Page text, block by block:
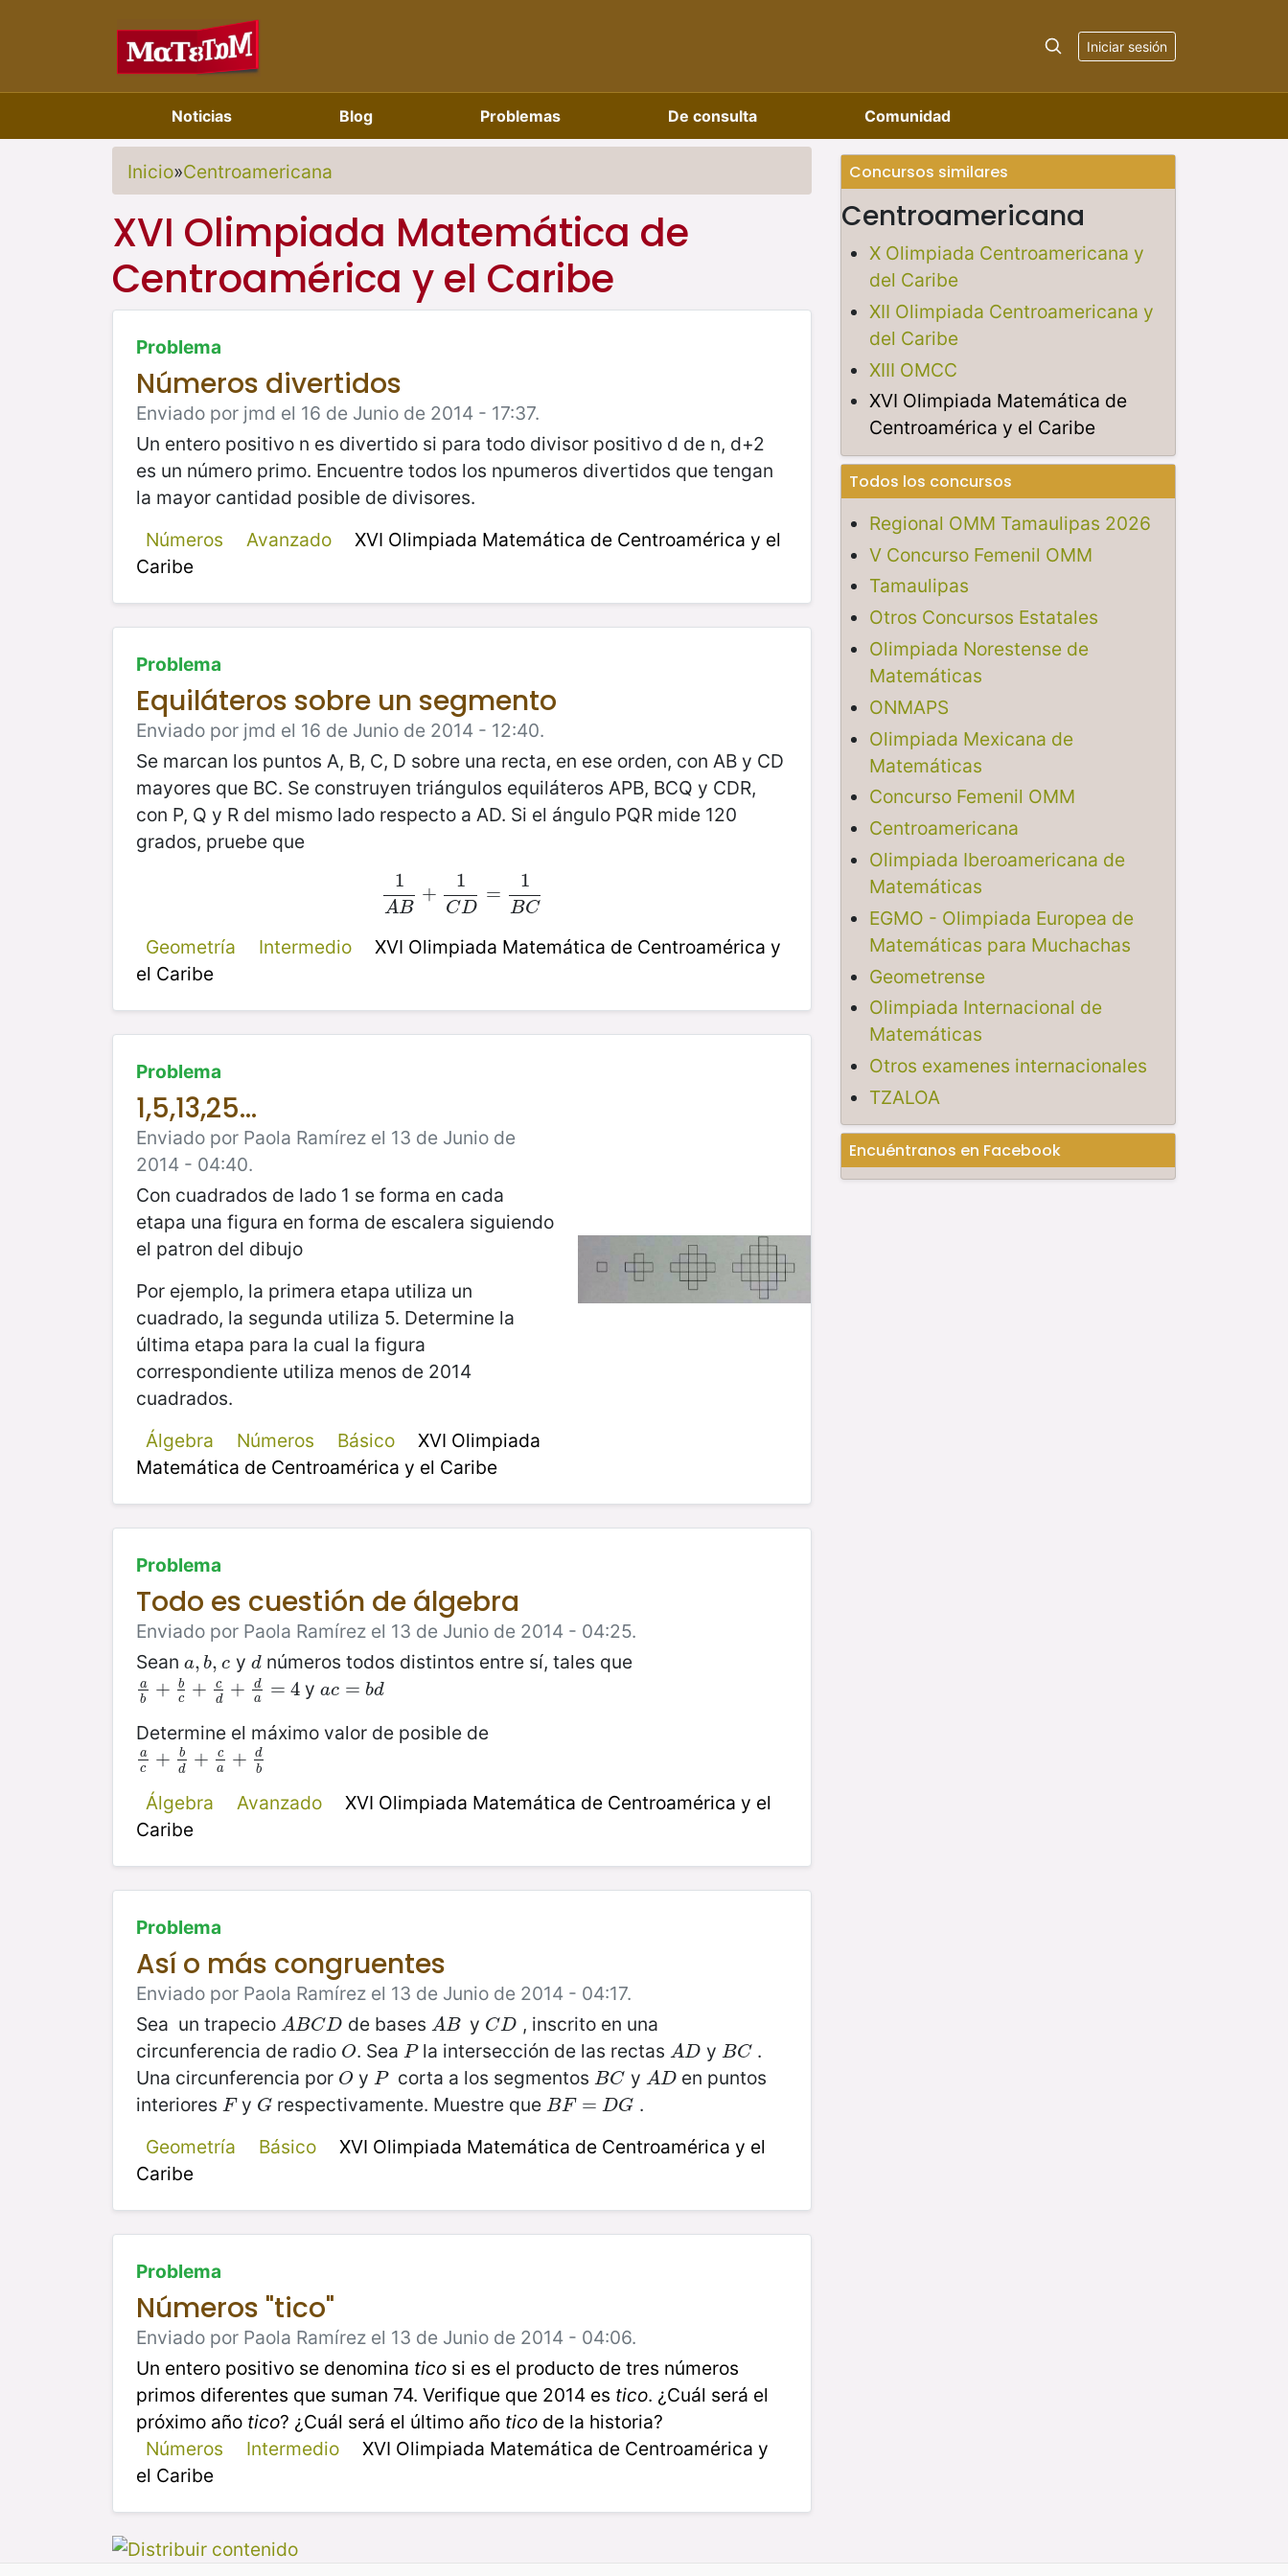
Iniciar sesión
Noticias Blog Problemas De consulta Comunidad
Inicio»Centroamericana
XVI Olimpiada Matemática de
Centroamérica y el Caribe
Problema
Números divertidos
Enviado por jmd el 16 de Junio de 2014 - 17:37.
Un entero positivo n es divertido si para todo divisor positivo d de n, d+2
es un número primo. Encuentre todos los npumeros divertidos que tengan
la mayor cantidad posible de divisores.
Números
Avanzado
XVI Olimpiada Matemática de Centroamérica y el
Caribe
Problema
Equiláteros sobre un segmento
Enviado por jmd el 16 de Junio de 2014 - 12:40.
Se marcan los puntos A, B, C, D sobre una recta, en ese orden, con AB y CD
mayores que BC. Se construyen triángulos equiláteros APB, BCQ y CDR,
con P, Q y R del mismo lado respecto a AD. Si el ángulo PQR mide 120
grados, pruebe que
1
AB
+
1
CD
=
1
BC
1A B+ 1CD =1BC
Geometría Intermedio
XVI Olimpiada Matemática de Centroamérica y
el Caribe
Problema
1,5,13,25...
Enviado por Paola Ramírez el 13 de Junio de
2014 - 04:40.
Con cuadrados de lado 1 se forma en cada
etapa una figura en forma de escalera siguiendo
el patron del dibujo
Por ejemplo, la primera etapa utiliza un
cuadrado, la segunda utiliza 5. Determine la
última etapa para la cual la figura
correspondiente utiliza menos de 2014
cuadrados.
Álgebra
Números Básico
XVI Olimpiada
Matemática de Centroamérica y el Caribe
Problema
Todo es cuestión de álgebra
Enviado por Paola Ramírez el 13 de Junio de 2014 - 04:25.
Sean a, b, c
a,b,c y d
dnúmeros todos distintos entre sí, tales que
a
b
+
b
c
+
c
d
+
d
a
= 4
ab+ bc +cd +d a=4 yac = bd
ac =bd
Determine el máximo valor de posible de
a
c
+
b
d
+
c
a
+
d
b
ac+ bd +c a +d b
Álgebra
Avanzado
XVI Olimpiada Matemática de Centroamérica y el
Caribe
Problema
Así o más congruentes
Enviado por Paola Ramírez el 13 de Junio de 2014 - 04:17.
Sea un trapecio ABCD
ABCD de bases AB
AB y CD
CD , inscrito en una
circunferencia de radio O
O. Sea P
Pla intersección de las rectas AD
AD y BC
BC .
Una circunferencia por O
Oy P
Pcorta a los segmentos BC
BC y AD
AD en puntos
interiores F
Fy G
Grespectivamente. Muestre que BF = DG
BF= DG
.
Geometría
Básico
XVI Olimpiada Matemática de Centroamérica y el
Caribe
Problema
Números "tico"
Enviado por Paola Ramírez el 13 de Junio de 2014 - 04:06.
Un entero positivo se denomina tico si es el producto de tres números
primos diferentes que suman 74. Verifique que 2014 es tico. ¿Cuál será el
próximo año tico? ¿Cuál será el último año tico de la historia?
Números
Intermedio
XVI Olimpiada Matemática de Centroamérica y
el Caribe
Concursos similares
Centroamericana
X Olimpiada Centroamericana y
del Caribe
XII Olimpiada Centroamericana y
del Caribe
XIII OMCC
XVI Olimpiada Matemática de
Centroamérica y el Caribe
Todos los concursos
Regional OMM Tamaulipas 2026
V Concurso Femenil OMM
Tamaulipas
Otros Concursos Estatales
Olimpiada Norestense de
Matemáticas
ONMAPS
Olimpiada Mexicana de
Matemáticas
Concurso Femenil OMM
Centroamericana
Olimpiada Iberoamericana de
Matemáticas
EGMO - Olimpiada Europea de
Matemáticas para Muchachas
Geometrense
Olimpiada Internacional de
Matemáticas
Otros examenes internacionales
TZALOA
Encuéntranos en Facebook